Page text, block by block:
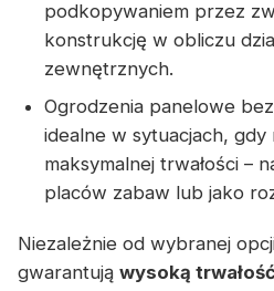
podkopywaniem przez
konstrukcję w obliczu
zewnętrznych.
Ogrodzenia panelowe
idealne w sytuacjach,
maksymalnej trwałości –
placów zabaw lub jako
Niezależnie od wybranej
gwarantują wysoką trwałość